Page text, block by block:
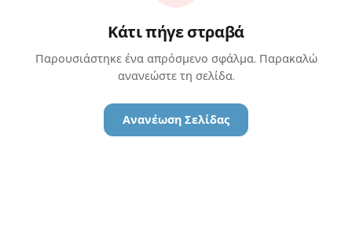
Κάτι πήγε στραβά
Παρουσιάστηκε ένα απρόσμενο σφάλμα. Παρακαλώ
ανανεώστε τη σελίδα.
Ανανέωση Σελίδας